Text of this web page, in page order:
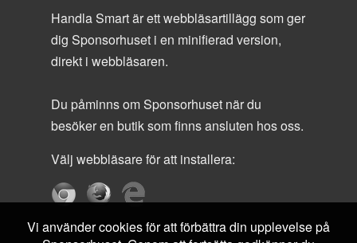
Handla Smart är ett webbläsartillägg som ger
dig Sponsorhuset i en minifierad version,
direkt i webbläsaren.
Du påminns om Sponsorhuset när du
besöker en butik som finns ansluten hos oss.
Välj webbläsare för att installera:
Vi använder cookies för att förbättra din upplevelse på